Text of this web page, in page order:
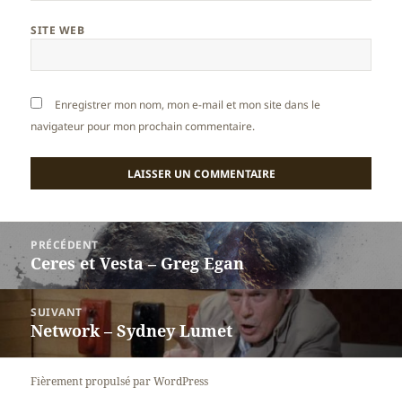
SITE WEB
Enregistrer mon nom, mon e-mail et mon site dans le
navigateur pour mon prochain commentaire.
de
l’article
PRÉCÉDENT
Article
précédent :
Ceres et Vesta – Greg Egan
SUIVANT
Article
suivant :
Network – Sydney Lumet
Fièrement propulsé par WordPress